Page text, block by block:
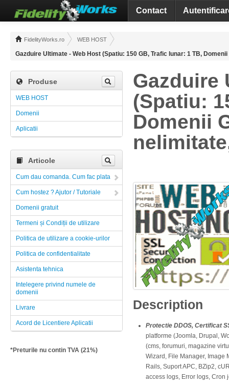
Contact
FidelityWorks.ro WEB HOST
Gazduire Ultimate - Web Host (Spatiu: 150 GB, Trafic lunar: 1 TB,
Produse
WEB HOST
Domenii
Aplicatii
Articole
Cum dau comanda. Cum fac plata
Cum hostez ? Ajutor / Tutoriale
Domenii gratuit
Termeni și Condiții de utilizare
Politica de utilizare a cookie-urilor
Politica de confidentialitate
Asistenta tehnica
Intelegere privind numele de
domenii
Livrare
Acord de Licentiere Aplicatii
*Preturile nu contin TVA (21%)
Gazduire
(Spatiu:
Domenii
Description
Protectie DDOS, Certificat
platforme (Joomla, Drupal,
(cms, forumuri, magazine
Wizard, File Manager, Image
Rails, Suport APC, BZip2,
access logs, Error logs, Cron